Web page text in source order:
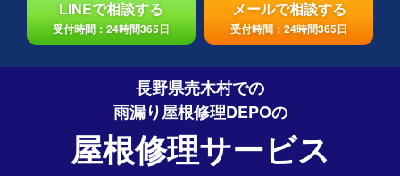
LINEで相談する
受付時間：24時間365日
メールで相談する
受付時間：24時間365日
長野県売木村での
雨漏り屋根修理DEPOの
屋根修理サービス